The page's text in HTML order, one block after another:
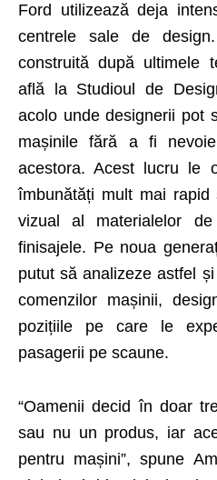
Ford utilizează deja
centrele sale de
construită după ultimele
află la Studioul de
acolo unde designerii pot
mașinile fără a fi
acestora. Acest lucru le
îmbunătăți mult mai rapid
vizual al materialelor
finisajele. Pe noua
putut să analizeze astfel
comenzilor mașinii,
pozițiile pe care le
pasagerii pe scaune.
“Oamenii decid în doar
sau nu un produs, iar
pentru mașini”, spune